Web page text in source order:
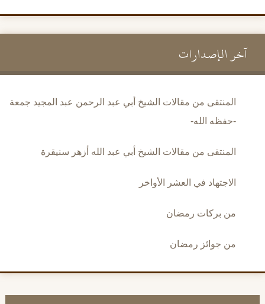
آخر الإصدارات
المنتقى من مقالات الشيخ أبي عبد الرحمن عبد المجيد جمعة
-حفظه الله-
المنتقى من مقالات الشيخ أبي عبد الله أزهر سنيقرة
الاجتهاد في العشر الأواخر
من بركات رمضان
من جوائز رمضان